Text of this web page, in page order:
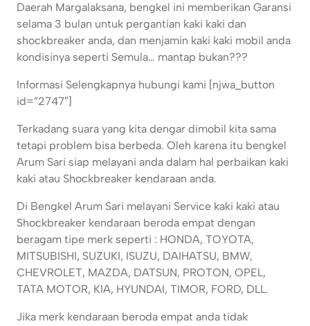
Daerah Margalaksana, bengkel ini memberikan Garansi
selama 3 bulan untuk pergantian kaki kaki dan
shockbreaker anda, dan menjamin kaki kaki mobil anda
kondisinya seperti Semula… mantap bukan???
Informasi Selengkapnya hubungi kami [njwa_button
id=”2747″]
Terkadang suara yang kita dengar dimobil kita sama
tetapi problem bisa berbeda. Oleh karena itu bengkel
Arum Sari siap melayani anda dalam hal perbaikan kaki
kaki atau Shockbreaker kendaraan anda.
Di Bengkel Arum Sari melayani Service kaki kaki atau
Shockbreaker kendaraan beroda empat dengan
beragam tipe merk seperti : HONDA, TOYOTA,
MITSUBISHI, SUZUKI, ISUZU, DAIHATSU, BMW,
CHEVROLET, MAZDA, DATSUN, PROTON, OPEL,
TATA MOTOR, KIA, HYUNDAI, TIMOR, FORD, DLL.
Jika merk kendaraan beroda empat anda tidak